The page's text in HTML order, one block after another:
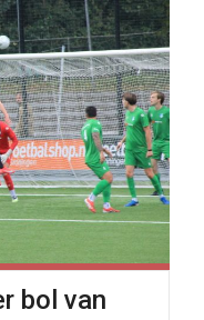
bol van